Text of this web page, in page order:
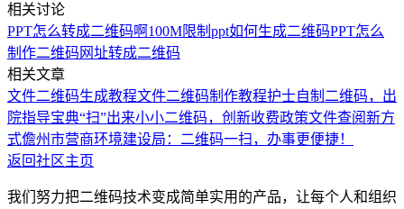
相关讨论
PPT怎么转成二维码啊 100M限制 ppt如何生成二维码PPT怎么
制作二维码 网址转成二维码
相关文章
文件二维码生成教程文件二维码制作教程护士自制二维码，出
院指导宝典“扫”出来小小二维码，创新收费政策文件查阅新方
式儋州市营商环境建设局：二维码一扫，办事更便捷！
返回社区主页
我们努力把二维码技术变成简单实用的产品，让每个人和组织